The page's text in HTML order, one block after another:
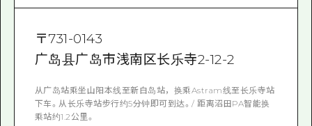
〒731-0143
广岛县广岛市浅南区长乐寺2-12-2
从广岛站乘坐山阳本线至新白岛站，换乘Astram线至长乐寺站
下车。从长乐寺站步行约5分钟即可到达。/ 距离沼田PA智能换
乘站约1.2公里。